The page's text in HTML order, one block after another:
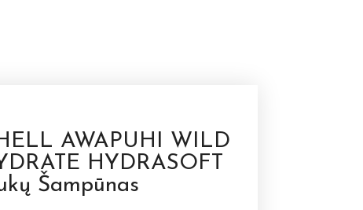
AWAPUHI WILD
HYDRASOFT
Šampūnas